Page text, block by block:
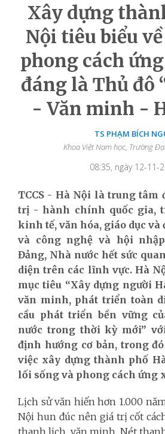
Xây dựng
Nội tiêu biểu
phong cách
đáng là Thủ đô
- Văn minh -
TS PHẠM BÍCH
Khoa Việt Nam học, Trường
08:35, ngày 12-11-
TCCS - Hà Nội là trung tâm
trị - hành chính quốc gia,
kinh tế, văn hóa, giáo dục và
và công nghệ và hội
Đảng, Nhà nước hết sức
diện trên các lĩnh vực. Hà
mục tiêu “Xây dựng người
văn minh, phát triển toàn
cầu phát triển bền vững
nước trong thời kỳ mới”
định hướng cơ bản, trong
việc xây dựng thành phố
lối sống và phong cách ứng
Lịch sử văn hiến hơn 1.000
Nội hun đúc nên giá trị cốt
thanh lịch, văn minh. Nét